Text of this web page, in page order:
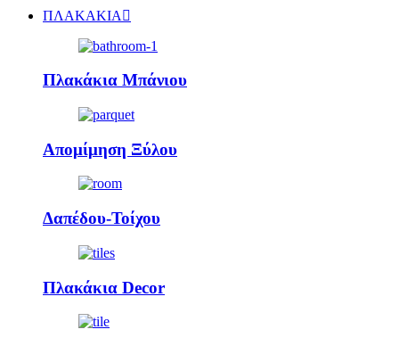
ΠΛΑΚΑΚΙΑ
Πλακάκια Μπάνιου
Απομίμηση Ξύλου
Δαπέδου-Τοίχου
Πλακάκια Decor